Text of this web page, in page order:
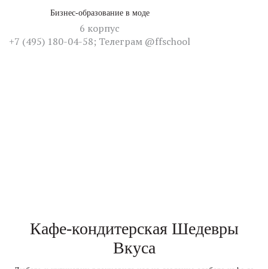
Бизнес-образование в моде
6 корпус
+7 (495) 180-04-58; Телеграм @ffschool
Кафе-кондитерская Шедевры
Вкуса